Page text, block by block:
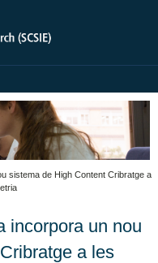
sistema de High Content Cribratge a
incorpora un nou
a les